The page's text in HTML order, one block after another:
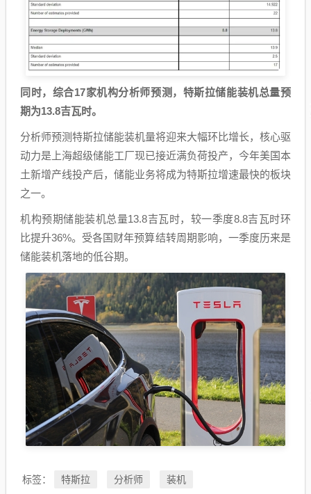
同时，综合17家机构分析师预测，特斯拉储能装机总量预
期为13.8吉瓦时。
分析师预测特斯拉储能装机量将迎来大幅环比增长，核心驱
动力是上海超级储能工厂现已接近满负荷投产，今年美国本
土新增产线投产后，储能业务将成为特斯拉增速最快的板块
之一。
机构预期储能装机总量13.8吉瓦时，较一季度8.8吉瓦时环
比提升36%。受各国财年预算结转周期影响，一季度历来是
储能装机落地的低谷期。
标签： 特斯拉 分析师 装机